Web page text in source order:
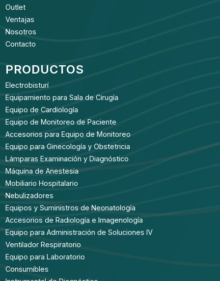
Outlet
Ventajas
Nosotros
Contacto
PRODUCTOS
Electrobisturí
Equipamiento para Sala de Cirugía
Equipo de Cardiología
Equipo de Monitoreo de Paciente
Accesorios para Equipo de Monitoreo
Equipo para Ginecología y Obstetricia
Lámparas Examinación y Diagnóstico
Máquina de Anestesia
Mobiliario Hospitalario
Nebulizadores
Equipos y Suministros de Neonatología
Accesorios de Radiología e Imagenología
Equipo para Administración de Soluciones IV
Ventilador Respiratorio
Equipo para Laboratorio
Consumibles